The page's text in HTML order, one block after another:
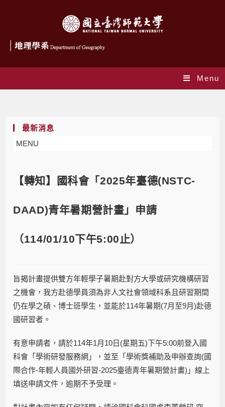
Menu
最新消息
MENU
【轉知】國科會「2025年臺德(NSTC-
DAAD)青年暑期營計畫」申請
（114/01/10下午5:00止）
旨揭計畫提供雙方年輕學子暑期赴對方大學或研究機構研習
之機會，我方赴德學員須為非人文社會領域科系且研習期間
仍在學之碩、博士班學生，並能於114年暑期(7月至9月)赴德
國研習者。
有意申請者，請於114年1月10日(星期五)下午5:00前登入國
科會「學術研發服務網」，並至「學術獎補助及申辦查詢(國
際合作-年輕人員國外研習-2025臺德青年暑期營計畫)」線上
填送申請文件，逾期不予受理。